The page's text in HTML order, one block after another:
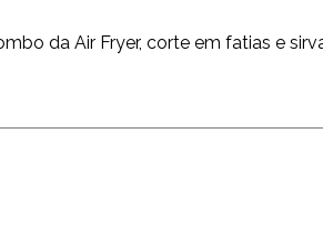
da Air Fryer, corte em fatias e